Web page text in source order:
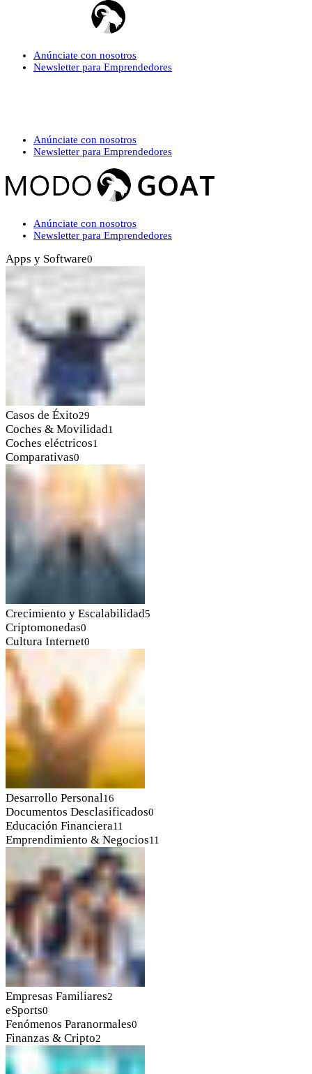
Anúnciate con nosotros
Newsletter para Emprendedores
Anúnciate con nosotros
Newsletter para Emprendedores
Anúnciate con nosotros
Newsletter para Emprendedores
Apps y Software0
Casos de Éxito29
Coches & Movilidad1
Coches eléctricos1
Comparativas0
Crecimiento y Escalabilidad5
Criptomonedas0
Cultura Internet0
Desarrollo Personal16
Documentos Desclasificados0
Educación Financiera11
Emprendimiento & Negocios11
Empresas Familiares2
eSports0
Fenómenos Paranormales0
Finanzas & Cripto2